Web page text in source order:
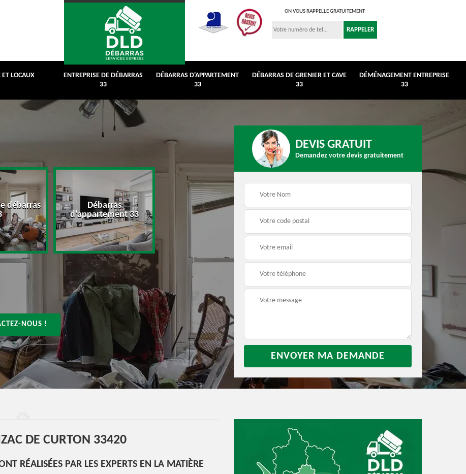
ON VOUS RAPPELLE GRATUITEMENT
LOCAUX
ENTREPRISE DE DÉBARRAS
33
DÉBARRAS D'APPARTEMENT
33
DÉBARRAS DE GRENIER ET CAVE
33
DÉMÉNAGEMENT ENTREPRISE
33
débarras
Débarras
d'appartement 33
Débarras de grenier et
cave 33
Déménagement
Débarras de maison
NOUS !
DEVIS GRATUIT
Demandez votre devis gratuitement
DE CURTON 33420
RÉALISÉES PAR LES EXPERTS EN LA MATIÈRE